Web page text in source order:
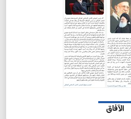
الآفاق